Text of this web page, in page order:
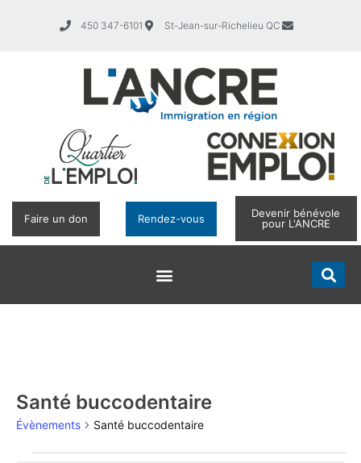
450 347-6101 St-Jean-sur-Richelieu QC
Faire un don Rendez-vous
Devenir bénévole
pour L'ANCRE
Santé buccodentaire
Évènements Santé buccodentaire